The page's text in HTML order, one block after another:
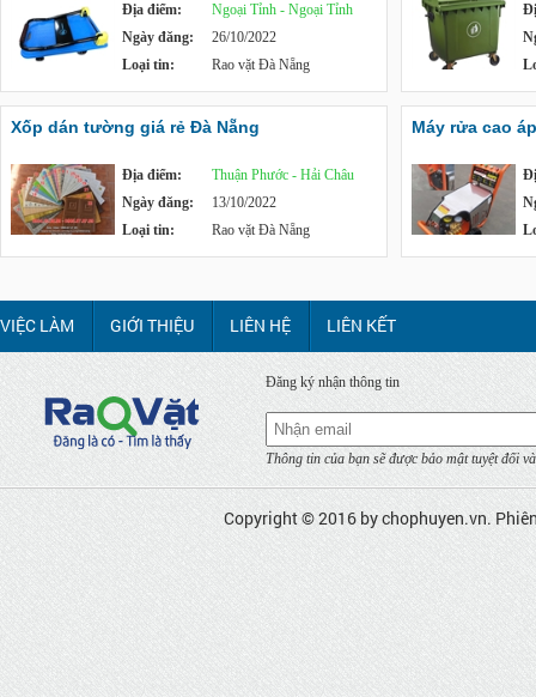
Địa điểm:
Ngoại Tỉnh - Ngoại Tỉnh
Ngày đăng:
26/10/2022
Loại tin:
Rao vặt Đà Nẵng
Xốp dán tường giá rẻ Đà Nẵng
Địa điểm:
Thuận Phước - Hải Châu
Ngày đăng:
13/10/2022
Loại tin:
Rao vặt Đà Nẵng
Máy rửa cao
VIỆC LÀM GIỚI THIỆU LIÊN HỆ LIÊN KẾT
Đăng ký nhận thông tin
Thông tin của bạn sẽ được bảo mật tuyệt đối
Copyright © 2016 bychophuyen.vn.